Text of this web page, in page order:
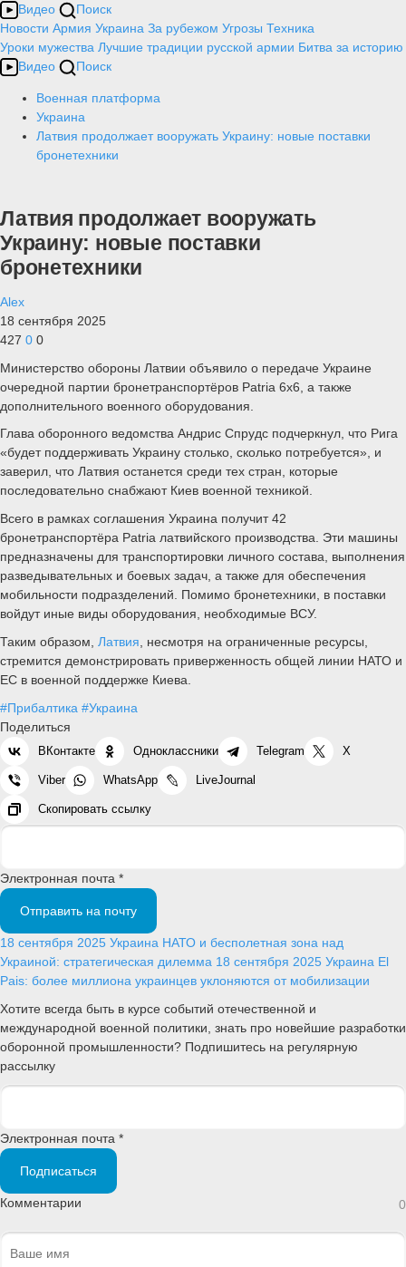
Видео
Поиск
Новости Армия Украина За рубежом Угрозы Техника
Уроки мужества Лучшие традиции русской армии Битва за историю
Видео
Поиск
Военная платформа
Украина
Латвия продолжает вооружать Украину: новые поставки
бронетехники
Латвия продолжает вооружать
Украину: новые поставки
бронетехники
Alex
18 сентября 2025
427 0 0
Министерство обороны Латвии объявило о передаче Украине
очередной партии бронетранспортёров Patria 6x6, а также
дополнительного военного оборудования.
Глава оборонного ведомства Андрис Спрудс подчеркнул, что Рига
«будет поддерживать Украину столько, сколько потребуется», и
заверил, что Латвия останется среди тех стран, которые
последовательно снабжают Киев военной техникой.
Всего в рамках соглашения Украина получит 42
бронетранспортёра Patria латвийского производства. Эти машины
предназначены для транспортировки личного состава, выполнения
разведывательных и боевых задач, а также для обеспечения
мобильности подразделений. Помимо бронетехники, в поставки
войдут иные виды оборудования, необходимые ВСУ.
Таким образом, Латвия , несмотря на ограниченные ресурсы,
стремится демонстрировать приверженность общей линии НАТО и
ЕС в военной поддержке Киева.
#Прибалтика #Украина
Поделиться
ВКонтакте Одноклассники Telegram X
Viber WhatsApp LiveJournal
Скопировать ссылку
Электронная почта *
Отправить на почту
18 сентября 2025 Украина НАТО и бесполетная зона над
Украиной: стратегическая дилемма 18 сентября 2025 Украина El
Pais: более миллиона украинцев уклоняются от мобилизации
Хотите всегда быть в курсе событий отечественной и
международной военной политики, знать про новейшие разработки
оборонной промышленности? Подпишитесь на регулярную
рассылку
Электронная почта *
Подписаться
Комментарии 0